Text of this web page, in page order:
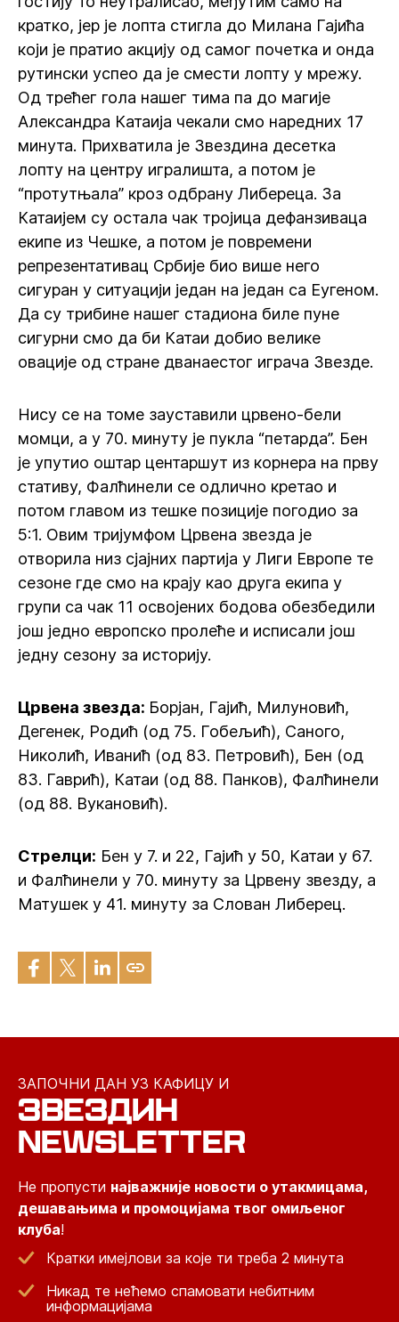
кратко, јер је лопта стигла до Милана Гајића
који је пратио акцију од самог почетка и онда
рутински успео да је смести лопту у мрежу.
Од трећег гола нашег тима па до магије
Александра Катаија чекали смо наредних 17
минута. Прихватила је Звездина десетка
лопту на центру игралишта, а потом је
“протутњала” кроз одбрану Либереца. За
Катаијем су остала чак тројица дефанзиваца
екипе из Чешке, а потом је повремени
репрезентативац Србије био више него
сигуран у ситуацији један на један са Еугеном.
Да су трибине нашег стадиона биле пуне
сигурни смо да би Катаи добио велике
овације од стране дванаестог играча Звезде.
Нису се на томе зауставили црвено-бели
момци, а у 70. минуту је пукла “петарда”. Бен
је упутио оштар центаршут из корнера на прву
стативу, Фалћинели се одлично кретао и
потом главом из тешке позиције погодио за
5:1. Овим тријумфом Црвена звезда је
отворила низ сјајних партија у Лиги Европе те
сезоне где смо на крају као друга екипа у
групи са чак 11 освојених бодова обезбедили
још једно европско пролеће и исписали још
једну сезону за историју.
Црвена звезда: Борјан, Гајић, Милуновић,
Дегенек, Родић (од 75. Гобељић), Саного,
Николић, Иванић (од 83. Петровић), Бен (од
83. Гаврић), Катаи (од 88. Панков), Фалћинели
(од 88. Вукановић).
Стрелци: Бен у 7. и 22, Гајић у 50, Катаи у 67.
и Фалћинели у 70. минуту за Црвену звезду, а
Матушек у 41. минуту за Слован Либерец.
ЗАПОЧНИ ДАН УЗ КАФИЦУ И
ЗВЕЗДИН
NEWSLETTER
Не пропусти најважније новости о утакмицама,
дешавањима и промоцијама твог омиљеног
клуба!
Кратки имејлови за које ти треба 2 минута
Никад те нећемо спамовати небитним
информацијама